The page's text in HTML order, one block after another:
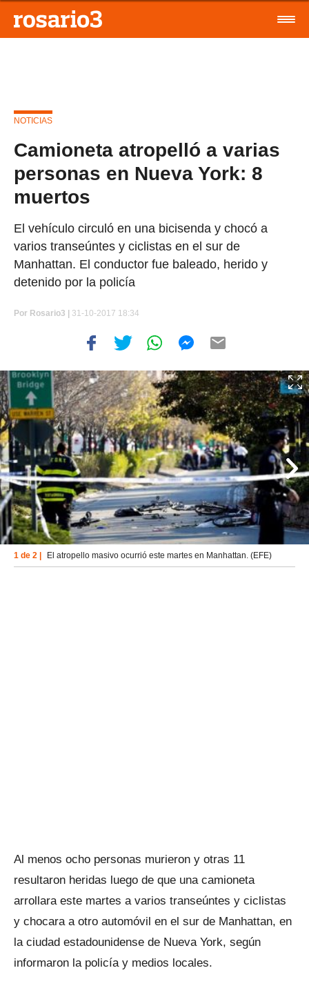
NOTICIAS
Camioneta atropelló a varias
personas en Nueva York: 8
muertos
El vehículo circuló en una bicisenda y chocó a
varios transeúntes y ciclistas en el sur de
Manhattan. El conductor fue baleado, herido y
detenido por la policía
Por Rosario3 | 31-10-2017 18:34
1 de 2 | El atropello masivo ocurrió este martes en Manhattan. (EFE)
Al menos ocho personas murieron y otras 11
resultaron heridas luego de que una camioneta
arrollara este martes a varios transeúntes y ciclistas
y chocara a otro automóvil en el sur de Manhattan, en
la ciudad estadounidense de Nueva York, según
informaron la policía y medios locales.